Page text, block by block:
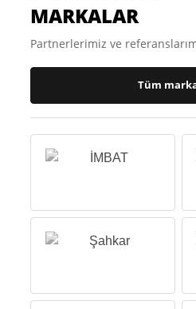
MARKALAR
Partnerlerimiz ve
Tüm